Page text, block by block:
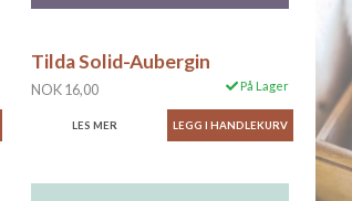
Tilda Solid-Aubergin
NOK 16,00 På Lager
LES MER